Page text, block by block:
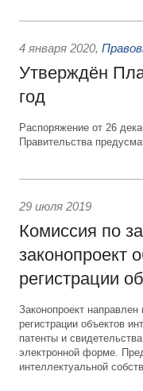
4 января 2020,
Утверждён
год
Распоряжение от 26
Правительства
29 июля 2019
Комиссия по
законопроект
регистрации
Законопроект
регистрации объектов
патенты и
электронной форме.
интеллектуальной